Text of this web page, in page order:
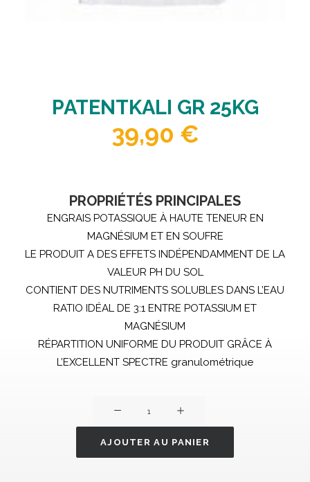
PATENTKALI GR 25KG
39,90 €
PROPRIÉTÉS PRINCIPALES
ENGRAIS POTASSIQUE À HAUTE TENEUR EN
MAGNÉSIUM ET EN SOUFRE
LE PRODUIT A DES EFFETS INDÉPENDAMMENT DE LA
VALEUR PH DU SOL
CONTIENT DES NUTRIMENTS SOLUBLES DANS L’EAU
RATIO IDÉAL DE 3:1 ENTRE POTASSIUM ET
MAGNÉSIUM
RÉPARTITION UNIFORME DU PRODUIT GRÂCE À
L’EXCELLENT SPECTRE granulométrique
quantité
PATENTKALI
GR
AJOUTER AU PANIER